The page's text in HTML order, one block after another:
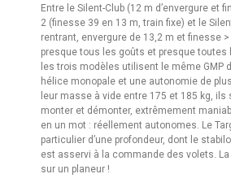
Entre le Silent-Club (12 m d’envergure et
2 (finesse 39 en 13 m, train fixe) et le
rentrant, envergure de 13,2 m et finesse >
presque tous les goûts et presque toutes
les trois modèles utilisent le même GMP
hélice monopale et une autonomie de
leur masse à vide entre 175 et 185 kg,
monter et démonter, extrêmement
en un mot : réellement autonomes. Le
particulier d’une profondeur, dont le
est asservi à la commande des volets.
sur un planeur !